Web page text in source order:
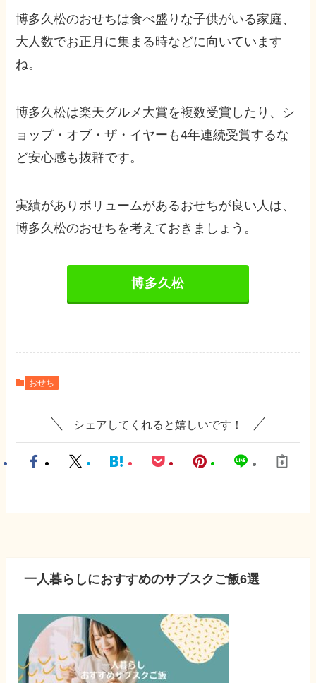
博多久松のおせちは食べ盛りな子供がいる家庭、
大人数でお正月に集まる時などに向いています
ね。
博多久松は楽天グルメ大賞を複数受賞したり、シ
ョップ・オブ・ザ・イヤーも4年連続受賞するな
ど安心感も抜群です。
実績がありボリュームがあるおせちが良い人は、
博多久松のおせちを考えておきましょう。
博多久松
おせち
シェアしてくれると嬉しいです！
一人暮らしにおすすめのサブスクご飯6選